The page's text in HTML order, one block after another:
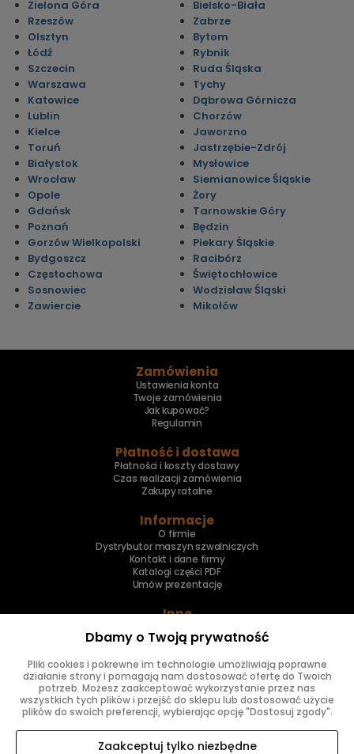
Zielona Góra
Rzeszów
Olsztyn
Łódź
Szczecin
Warszawa
Katowice
Lublin
Kielce
Toruń
Białystok
Wrocław
Opole
Gdańsk
Poznań
Gorzów Wielkopolski
Bydgoszcz
Częstochowa
Sosnowiec
Zawiercie
Bielsko-Biała
Zabrze
Bytom
Rybnik
Ruda Śląska
Tychy
Dąbrowa Górnicza
Chorzów
Jaworzno
Jastrzębie-Zdrój
Mysłowice
Siemianowice Śląskie
Żory
Tarnowskie Góry
Będzin
Piekary Śląskie
Racibórz
Świętochłowice
Wodzisław Śląski
Mikołów
Zamówienia
Ustawienia konta
Twoje zamówienia
Jak kupować?
Regulamin
Płatność i dostawa
Płatności i koszty dostawy
Czas realizacji zamówienia
Zakupy ratalne
Informacje
O firmie
Dystrybutor maszyn szwalniczych
Kontakt i dane firmy
Katalogi części PDF
Umów prezentację
Inne
Naprawa maszyn
Znajdziesz nas
Dbamy o Twoją prywatność
Pliki cookies i pokrewne im technologie umożliwiają poprawne
działanie strony i pomagają nam dostosować ofertę do Twoich
potrzeb. Możesz zaakceptować wykorzystanie przez nas
wszystkich tych plików i przejść do sklepu lub dostosować użycie
plików do swoich preferencji, wybierając opcję "Dostosuj zgody".
Zaakceptuj tylko niezbędne